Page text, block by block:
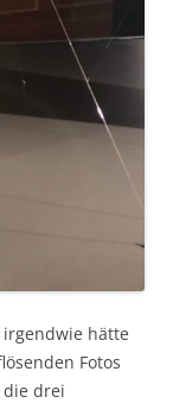
hätte
Fotos
drei